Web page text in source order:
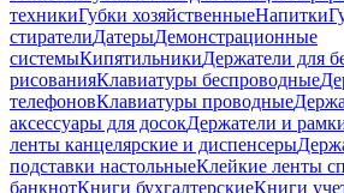
техникиГубки хозяйственныеНапитки
стирателиДатерыДемонстрационные
системыКипятильникиДержатели для
рисованияКлавиатуры беспроводные
телефоновКлавиатуры проводные
аксессуары для досокДержатели и
ленты канцелярские и диспенсеры
подставки настольныеКлейкие ленты
банкнотКниги бухгалтерскиеКниги